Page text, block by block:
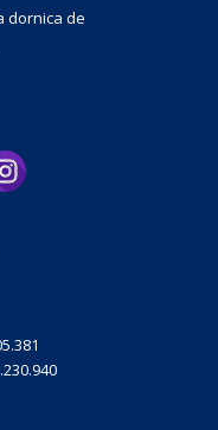
dornica de